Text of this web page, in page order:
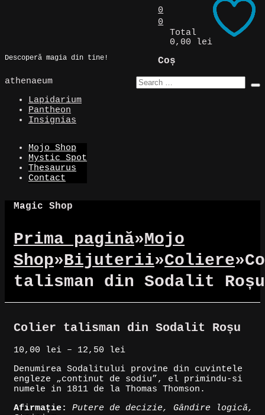
Descoperă magia din tine!
0
0
Total
0,00 lei
Coș
athenaeum
Lapidarium
Pantheon
Insignias
Mojo Shop
Mystic Spot
Thesaurus
Contact
Magic Shop
Prima pagină»Mojo
Shop»Bijuterii»Coliere»
talisman din Sodalit Roșu
Colier talisman din Sodalit Roșu
10,00 lei – 12,50 leiInterval
prețuri:
10,00 lei
până
12,50 lei
Denumirea Sodalitului provine din cuvintele
engleze „continut de sodiu”, el primindu-si
numele in 1811 de la Thomas Thomson.
Afirmație: Putere de decizie, Gândire logică,